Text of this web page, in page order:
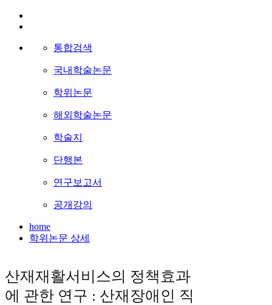
통합검색
국내학술논문
학위논문
해외학술논문
학술지
단행본
연구보고서
공개강의
home
학위논문 상세
산재재활서비스의 정책효과
에 관한 연구 : 산재장애인 직